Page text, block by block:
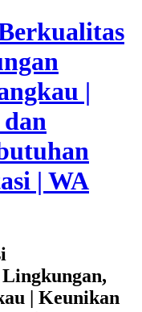
|
| WA
| Keunikan